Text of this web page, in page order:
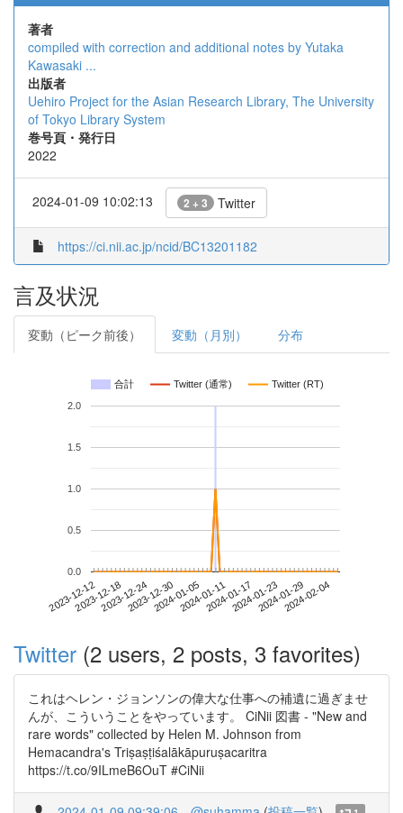
著者
compiled with correction and additional notes by Yutaka
Kawasaki ...
出版者
Uehiro Project for the Asian Research Library, The University
of Tokyo Library System
巻号頁・発行日
2022
2024-01-09 10:02:13 2 + 3 Twitter
https://ci.nii.ac.jp/ncid/BC13201182
言及状況
変動（ピーク前後） 変動（月別） 分布
合計 Twitter (通常) Twitter (RT)
2023-12-122023-12-182023-12-242023-12-302024-01-052024-01-112024-01-172024-01-232024-01-292024-02-04
0.0
0.5
1.0
1.5
2.0
Twitter (2 users, 2 posts, 3 favorites)
これはヘレン・ジョンソンの偉大な仕事への補遺に過ぎませ
んが、こういうことをやっています。 CiNii 図書 - "New and
rare words" collected by Helen M. Johnson from
Hemacandra's Triṣaṣṭiśalākāpuruṣacaritra
https://t.co/9ILmeB6OuT #CiNii